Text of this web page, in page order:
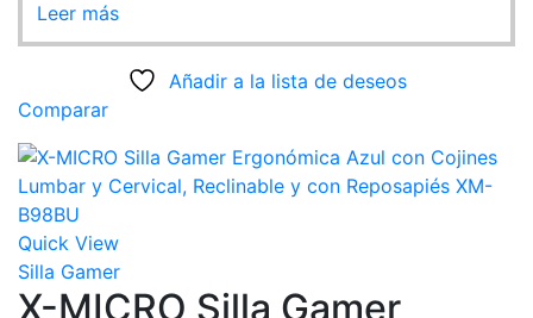
Leer más
Añadir a la lista de deseos
Comparar
Quick View
Silla Gamer
X-MICRO Silla Gamer